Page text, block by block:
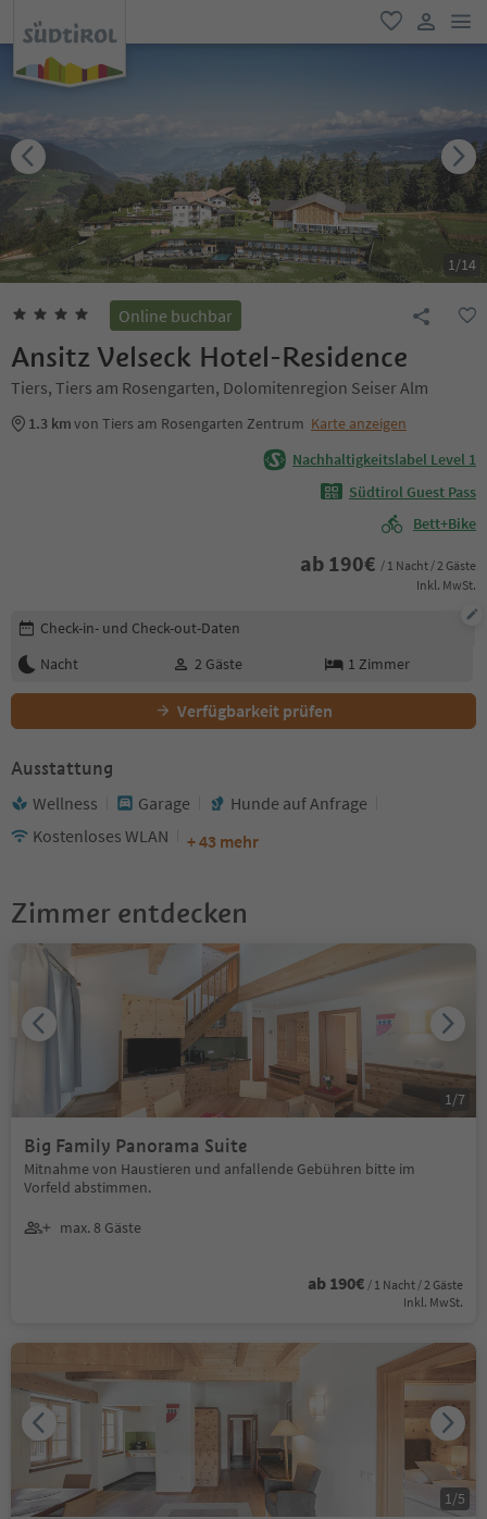
favorit
user link
1/14
Online buchbar
Ansitz Velseck Hotel-Residence
Tiers, Tiers am Rosengarten, Dolomitenregion Seiser Alm
1.3 kmvon Tiers am Rosengarten Zentrum Karte anzeigen
Nachhaltigkeitslabel Level 1
Südtirol Guest Pass
Bett+Bike
ab 190€ / 1 Nacht / 2 Gäste
Inkl. MwSt.
Buchungsdetails bearbeiten
Check-in- und Check-out-Daten
Nacht
2 Gäste 1 Zimmer
Verfügbarkeit prüfen
Ausstattung
Wellness Garage
Hunde auf Anfrage
Kostenloses WLAN
+ 43 mehr
Zimmer entdecken
Big Family Panorama Suite
Mitnahme von Haustieren und anfallende Gebühren bitte im
Vorfeld abstimmen.
max. 8 Gäste
ab 190€ / 1 Nacht / 2 Gäste
Inkl. MwSt.
1/7
1/5